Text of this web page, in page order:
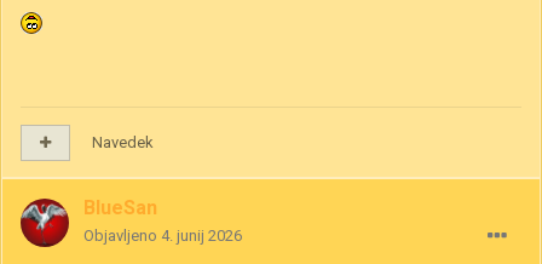
Navedek
BlueSan
Objavljeno 4. junij 2026